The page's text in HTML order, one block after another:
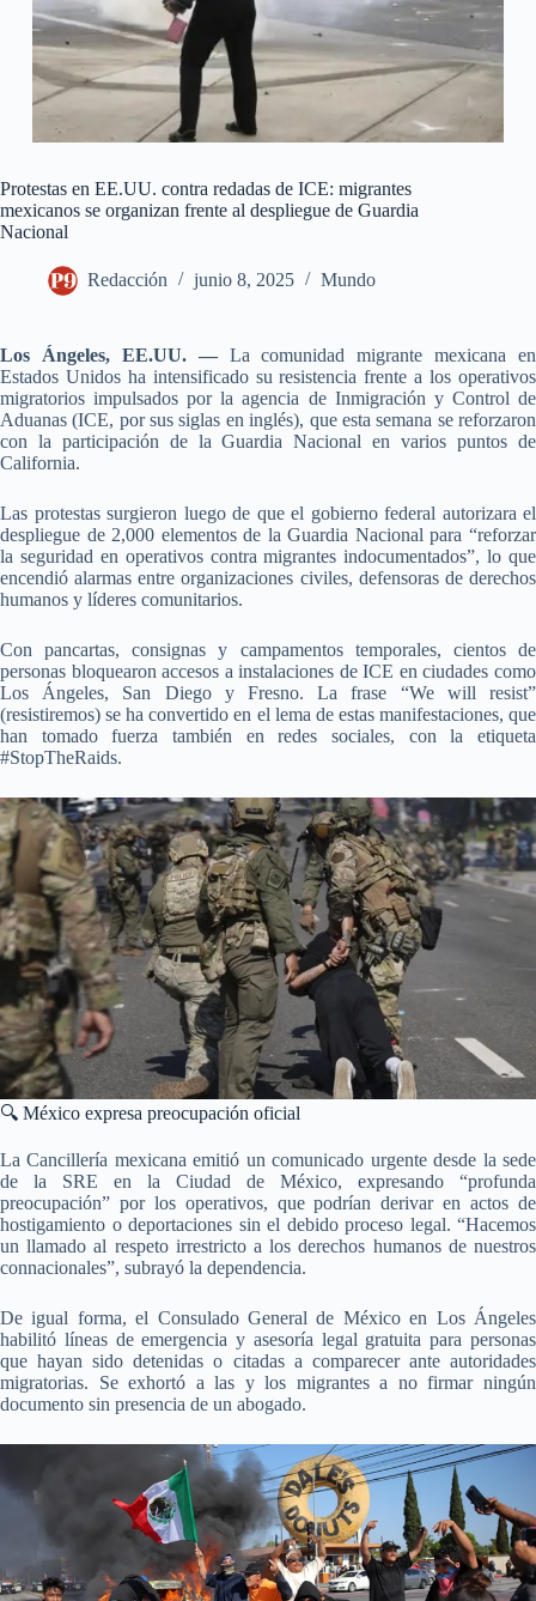
Protestas en EE.UU. contra redadas de ICE: migrantes
mexicanos se organizan frente al despliegue de Guardia
Nacional
Redacción junio 8, 2025 Mundo
Los Ángeles, EE.UU. —La comunidad migrante mexicana en
Estados Unidos ha intensificado su resistencia frente a los operativos
migratorios impulsados por la agencia de Inmigración y Control de
Aduanas (ICE, por sus siglas en inglés), que esta semana se reforzaron
con la participación de la Guardia Nacional en varios puntos de
California.
Las protestas surgieron luego de que el gobierno federal autorizara el
despliegue de 2,000 elementos de la Guardia Nacional para “reforzar
la seguridad en operativos contra migrantes indocumentados”, lo que
encendió alarmas entre organizaciones civiles, defensoras de derechos
humanos y líderes comunitarios.
Con pancartas, consignas y campamentos temporales, cientos de
personas bloquearon accesos a instalaciones de ICE en ciudades como
Los Ángeles, San Diego y Fresno. La frase “We will resist”
(resistiremos) se ha convertido en el lema de estas manifestaciones, que
han tomado fuerza también en redes sociales, con la etiqueta
#StopTheRaids.
🔍 México expresa preocupación oficial
La Cancillería mexicana emitió un comunicado urgente desde la sede
de la SRE en la Ciudad de México, expresando “profunda
preocupación” por los operativos, que podrían derivar en actos de
hostigamiento o deportaciones sin el debido proceso legal. “Hacemos
un llamado al respeto irrestricto a los derechos humanos de nuestros
connacionales”, subrayó la dependencia.
De igual forma, el Consulado General de México en Los Ángeles
habilitó líneas de emergencia y asesoría legal gratuita para personas
que hayan sido detenidas o citadas a comparecer ante autoridades
migratorias. Se exhortó a las y los migrantes a no firmar ningún
documento sin presencia de un abogado.